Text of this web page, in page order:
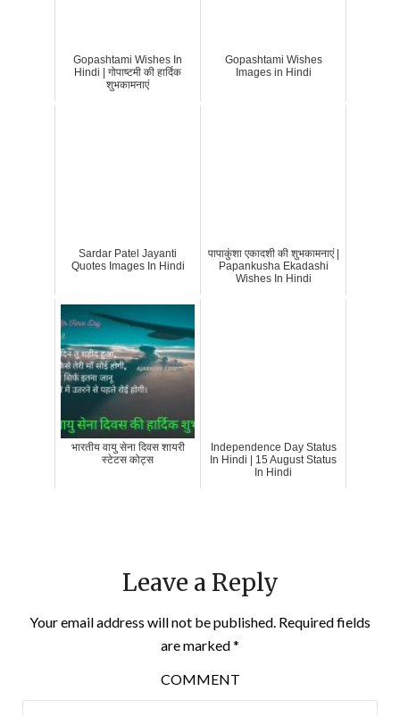
Gopashtami Wishes In
Hindi | गोपाष्टमी की हार्दिक
शुभकामनाएं
Gopashtami Wishes
Images in Hindi
Sardar Patel Jayanti
Quotes Images In Hindi
पापाकुंशा एकादशी की शुभकामनाएं |
Papankusha Ekadashi
Wishes In Hindi
भारतीय वायु सेना दिवस शायरी
स्टेटस कोट्स
Independence Day Status
In Hindi | 15 August Status
In Hindi
Leave a Reply
Your email address will not be published. Required fields
are marked*
COMMENT